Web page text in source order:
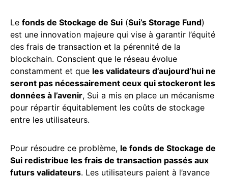
Le fonds de Stockage de Sui (Sui’s Storage Fund)
est une innovation majeure qui vise à garantir l’équité
des frais de transaction et la pérennité de la
blockchain. Conscient que le réseau évolue
constamment et que les validateurs d’aujourd’hui ne
seront pas nécessairement ceux qui stockeront les
données à l’avenir, Sui a mis en place un mécanisme
pour répartir équitablement les coûts de stockage
entre les utilisateurs.
Pour résoudre ce problème, le fonds de Stockage de
Sui redistribue les frais de transaction passés aux
futurs validateurs. Les utilisateurs paient à l’avance